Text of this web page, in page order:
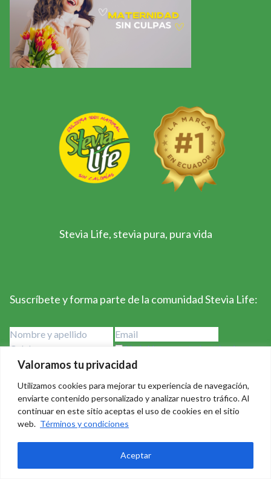
Valoramos tu privacidad
Utilizamos cookies para mejorar tu experiencia de navegación,
enviarte contenido personalizado y analizar nuestro tráfico. Al
continuar en este sitio aceptas el uso de cookies en el sitio
web. Términos y condiciones
Aceptar
Stevia Life, stevia pura, pura vida
Suscríbete y forma parte de la comunidad Stevia Life:
He leído y acepto los términos y
condiciones
Stevia Life 2023-2024 - Derechos Reservados Creado por
Política de privacidad